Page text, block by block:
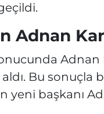
Adnan
Adnan
aldı. Bu
yeni başkanı